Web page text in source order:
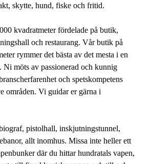
Stängt
Stängt
skytte, hund, fiske och fritid.
kvadratmeter fördelade på butik,
och restaurang. Vår butik på
rymmer det bästa av det mesta i en
möts av passionerad och kunnig
och spetskompetens
områden. Vi guidar er gärna i
pistolhall, inskjutningstunnel,
allt inomhus. Missa inte heller ett
där du hittar hundratals vapen,